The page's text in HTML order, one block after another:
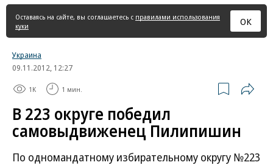
страница
Оставаясь на сайте, вы соглашаетесь с правилами использования
куки
ОК
Украина
09.11.2012, 12:27
1K 1 мин.
В 223 округе победил
самовыдвиженец Пилипишин
По одномандатному избирательному округу №223